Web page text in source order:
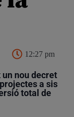
12:27 pm
nou decret
a sis
total de